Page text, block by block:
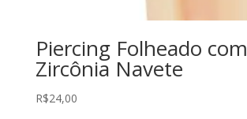
Piercing Folheado com
Zircônia Navete
R$24,00